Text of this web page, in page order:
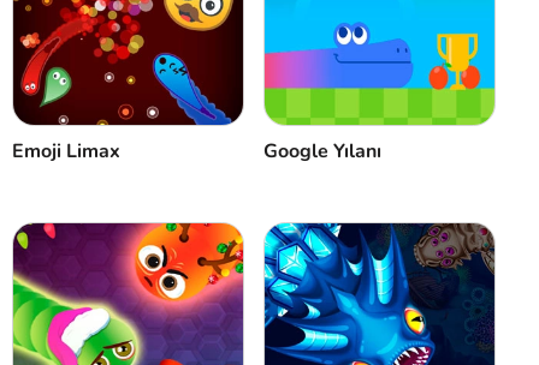
İptal Yorum
Emoji Limax Google Yılanı